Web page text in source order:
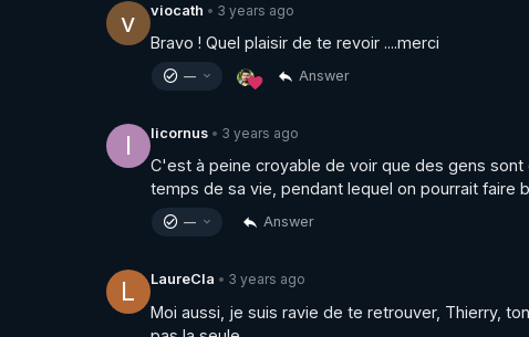
v viocath • 3 years ago
Bravo ! Quel plaisir de te revoir ....merci
— Answer
l licornus • 3 years ago
C'est à peine croyable de voir que des gens
temps de sa vie, pendant lequel on pourrait
— Answer
L LaureCla • 3 years ago
Moi aussi, je suis ravie de te retrouver, Thierry,